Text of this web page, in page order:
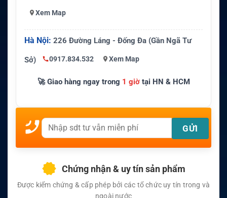
Xem Map
Hà Nội: 226 Đường Láng - Đống Đa (Gần Ngã Tư
Sở) 0917.834.532 Xem Map
🚀 Giao hàng ngay trong 1 giờtại HN & HCM
Chứng nhận & uy tín sản phẩm
Được kiểm chứng & cấp phép bởi các tổ chức uy tín trong và
ngoài nước